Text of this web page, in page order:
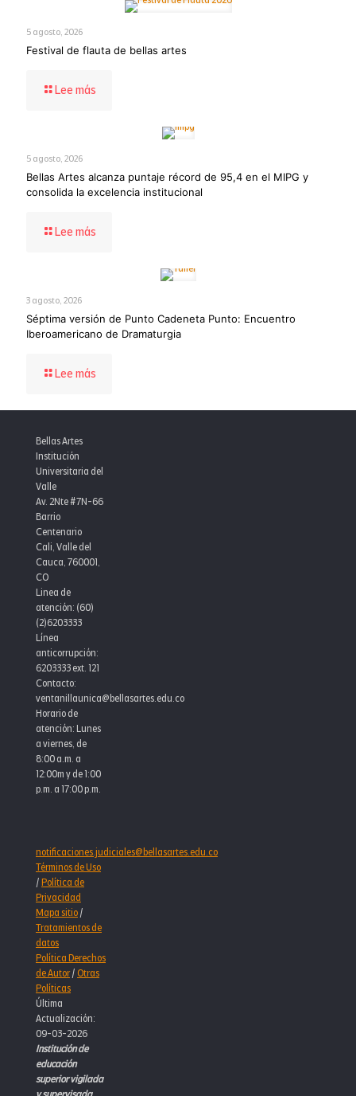
5 agosto, 2026
Festival de flauta de bellas artes
Lee más
artes
5 agosto, 2026
Bellas Artes alcanza puntaje récord de 95,4 en el MIPG y
consolida la excelencia institucional
Lee más
de
95,4
consolida
3 agosto, 2026
Séptima versión de Punto Cadeneta Punto: Encuentro
Iberoamericano de Dramaturgia
Lee más
Punto:
Encuentro
Iberoamericano
de
Bellas Artes
Institución
Universitaria del
Valle
Av. 2Nte #7N-66
Barrio
Centenario
Cali, Valle del
Cauca, 760001,
CO
Linea de
atención: (60)
(2)6203333
Línea
anticorrupción:
6203333 ext. 121
Contacto:
ventanillaunica@bellasartes.edu.co
Horario de
atención: Lunes
a viernes, de
8:00 a.m. a
12:00m y de 1:00
p.m. a 17:00 p.m.
notificaciones.judiciales@bellasartes.edu.co
Términos de Uso
/Política de
Privacidad
Mapa sitio/
Tratamientos de
datos
Política Derechos
de Autor/Otras
Políticas
Última
Actualización:
09-03-2026
Institución de
educación
superior vigilada